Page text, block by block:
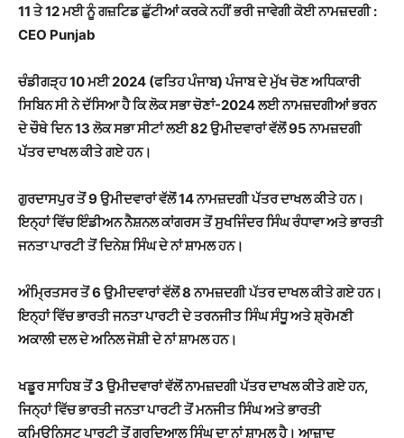
11 ਤੇ 12 ਮਈ ਨੂੰ ਗਜ਼ਟਿਡ ਛੁੱਟੀਆਂ ਕਰਕੇ ਨਹੀਂ ਭਰੀ ਜਾਵੇਗੀ ਕੋਈ ਨਾਮਜ਼ਦਗੀ :
CEO Punjab
ਚੰਡੀਗੜ੍ਹ 10 ਮਈ 2024 (ਫਤਿਹ ਪੰਜਾਬ) ਪੰਜਾਬ ਦੇ ਮੁੱਖ ਚੋਣ ਅਧਿਕਾਰੀ
ਸਿਬਿਨ ਸੀ ਨੇ ਦੱਸਿਆ ਹੈ ਕਿ ਲੋਕ ਸਭਾ ਚੋਣਾਂ-2024 ਲਈ ਨਾਮਜ਼ਦਗੀਆਂ ਭਰਨ
ਦੇ ਚੌਥੇ ਦਿਨ 13 ਲੋਕ ਸਭਾ ਸੀਟਾਂ ਲਈ 82 ਉਮੀਦਵਾਰਾਂ ਵੱਲੋਂ 95 ਨਾਮਜ਼ਦਗੀ
ਪੱਤਰ ਦਾਖਲ ਕੀਤੇ ਗਏ ਹਨ।
ਗੁਰਦਾਸਪੁਰ ਤੋਂ 9 ਉਮੀਦਵਾਰਾਂ ਵੱਲੋਂ 14 ਨਾਮਜ਼ਦਗੀ ਪੱਤਰ ਦਾਖਲ ਕੀਤੇ ਹਨ।
ਇਨ੍ਹਾਂ ਵਿੱਚ ਇੰਡੀਅਨ ਨੈਸ਼ਨਲ ਕਾਂਗਰਸ ਤੋਂ ਸੁਖਜਿੰਦਰ ਸਿੰਘ ਰੰਧਾਵਾ ਅਤੇ ਭਾਰਤੀ
ਜਨਤਾ ਪਾਰਟੀ ਤੋਂ ਦਿਨੇਸ਼ ਸਿੰਘ ਦੇ ਨਾਂ ਸ਼ਾਮਲ ਹਨ।
ਅੰਮ੍ਰਿਤਸਰ ਤੋਂ 6 ਉਮੀਦਵਾਰਾਂ ਵੱਲੋਂ 8 ਨਾਮਜ਼ਦਗੀ ਪੱਤਰ ਦਾਖਲ ਕੀਤੇ ਗਏ ਹਨ।
ਇਨ੍ਹਾਂ ਵਿੱਚ ਭਾਰਤੀ ਜਨਤਾ ਪਾਰਟੀ ਦੇ ਤਰਨਜੀਤ ਸਿੰਘ ਸੰਧੂ ਅਤੇ ਸ਼੍ਰੋਮਣੀ
ਅਕਾਲੀ ਦਲ ਦੇ ਅਨਿਲ ਜੋਸ਼ੀ ਦੇ ਨਾਂ ਸ਼ਾਮਲ ਹਨ।
ਖਡੂਰ ਸਾਹਿਬ ਤੋਂ 3 ਉਮੀਦਵਾਰਾਂ ਵੱਲੋਂ ਨਾਮਜ਼ਦਗੀ ਪੱਤਰ ਦਾਖਲ ਕੀਤੇ ਗਏ ਹਨ,
ਜਿਨ੍ਹਾਂ ਵਿੱਚ ਭਾਰਤੀ ਜਨਤਾ ਪਾਰਟੀ ਤੋਂ ਮਨਜੀਤ ਸਿੰਘ ਅਤੇ ਭਾਰਤੀ
ਕਮਿਊਨਿਸਟ ਪਾਰਟੀ ਤੋਂ ਗੁਰਦਿਆਲ ਸਿੰਘ ਦਾ ਨਾਂ ਸ਼ਾਮਲ ਹੈ। ਆਜ਼ਾਦ